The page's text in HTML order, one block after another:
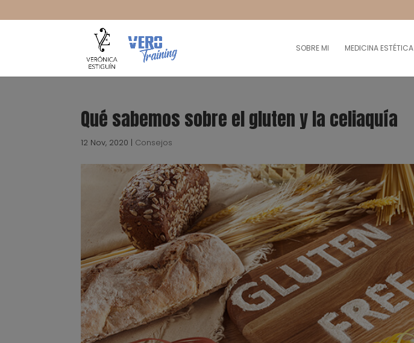
SOBRE MI MEDICINA ESTÉTICA
Qué sabemos sobre el gluten y la celiaquía
12 Nov, 2020 | Consejos